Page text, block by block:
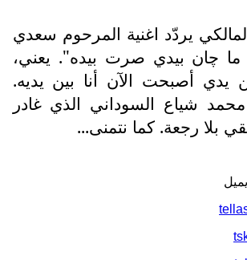
يردّد اغنية المرحوم سعدي
چان بيدي صرت بيده". يعني،
يدي أصبحت الآن أنا بين يديه.
شياع السوداني الذي غادر
بلا رجعة. كما نتمنى...